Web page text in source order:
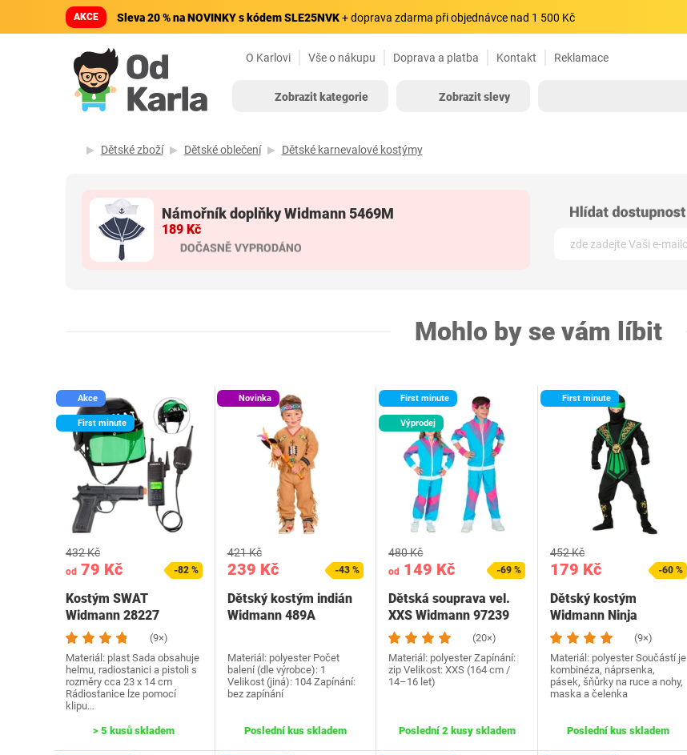
AKCE Sleva 20 % na NOVINKY s kódem SLE25NVK+ doprava zdarma při objednávce nad 1 500 Kč
O Karlovi Vše o nákupu Doprava a platba Kontakt Reklamace
Zobrazit kategorie Zobrazit slevy
Dětské zboží Dětské oblečení Dětské karnevalové kostýmy
Námořník doplňky Widmann 5469M
189 Kč
Mohlo by se vám líbit
Akce
First minute
od 79 Kč
432 Kč
-82 %
Kostým SWAT
Widmann 28227
příslušenství
(9×)
Materiál: plast Sada obsahuje
helmu, radiostanici a pistoli s
rozměry cca 23 x 14 cm
Rádiostanice lze pomocí
klipu…
> 5 kusů skladem
Novinka
239 Kč
421 Kč
-43 %
Dětský kostým indián
Widmann 489A
Materiál: polyester Počet
balení (dle výrobce): 1
Velikost (jiná): 104 Zapínání:
bez zapínání
Poslední kus skladem
First minute
Výprodej
od 149 Kč
480 Kč
-69 %
Dětská souprava vel.
XXS Widmann 97239
(20×)
Materiál: polyester Zapínání:
zip Velikost: XXS (164 cm /
14–16 let)
Poslední 2 kusy skladem
First minute
179 Kč
452 Kč
-60 %
Dětský kostým
Widmann Ninja
(9×)
Materiál: polyester Součástí je
kombinéza, náprsenka,
pásek, šňůrky na ruce a nohy,
maska a čelenka
Poslední kus skladem